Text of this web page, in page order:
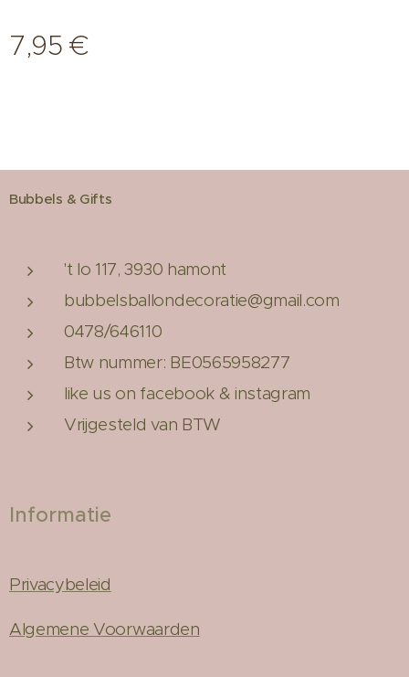
7,95 €
Bubbels & Gifts
't lo 117, 3930 hamont
bubbelsballondecoratie@gmail.com
0478/646110
Btw nummer: BE0565958277
like us on facebook & instagram
Vrijgesteld van BTW
Informatie
Privacybeleid
Algemene Voorwaarden